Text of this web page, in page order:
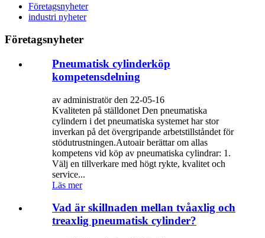
Företagsnyheter
industri nyheter
Företagsnyheter
Pneumatisk cylinderköp
kompetensdelning
av administratör den 22-05-16
Kvaliteten på ställdonet Den pneumatiska
cylindern i det pneumatiska systemet har stor
inverkan på det övergripande arbetstillståndet för
stödutrustningen.Autoair berättar om allas
kompetens vid köp av pneumatiska cylindrar: 1.
Välj en tillverkare med högt rykte, kvalitet och
service...
Läs mer
Vad är skillnaden mellan tvåaxlig och
treaxlig pneumatisk cylinder?